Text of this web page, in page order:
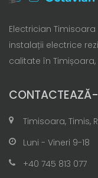
Electrician
instalații electrice
calitate în
Timisoara, Timis,
Luni - Vineri 9-18
+40 745 813 077